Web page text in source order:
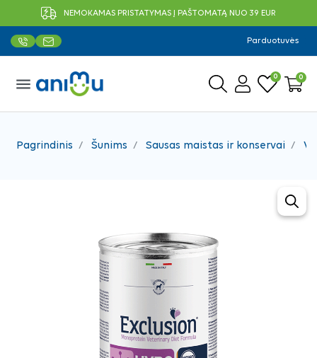
NEMOKAMAS PRISTATYMAS Į PAŠTOMATĄ NUO 39 EUR
Parduotuvės
menu 0 0
Pagrindinis Šunims Sausas maistas ir konservai